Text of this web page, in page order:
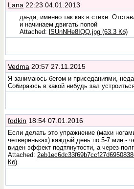
Lana 22:23 04.01.2013
да-да, именно так как в стихе.
и начинаем двигать попой
Attached: lSUnNHe8IQQ.jpg (63.3 Кб)
Vedma 20:57 27.11.2015
Я занимаюсь бегом и приседаниями,
Собираюсь в какой нибудь зал
fodkin 18:54 07.01.2016
Если делать это упражнение (махи
четвереньках) каждый день по 5-7 мин -
виден эффект подтянутости, а через
Attached:
Кб)